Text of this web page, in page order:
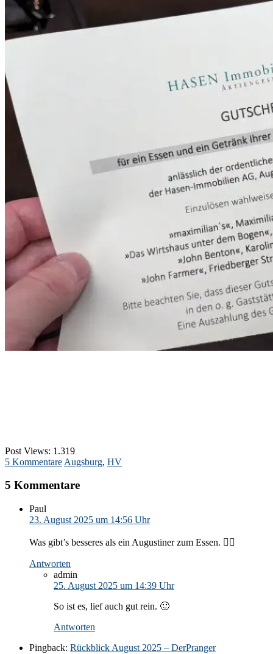
Post Views: 1.319
5 Kommentare Augsburg, HV
5 Kommentare
Paul
23. August 2025 um 14:56 Uhr
Was gibt’s besseres als ein Augustiner zum Essen. 👍🏻
Antworten
admin
25. August 2025 um 14:39 Uhr
So ist es, lief auch gut rein. 🙂
Antworten
Pingback: Rückblick August 2025 – DerPranger